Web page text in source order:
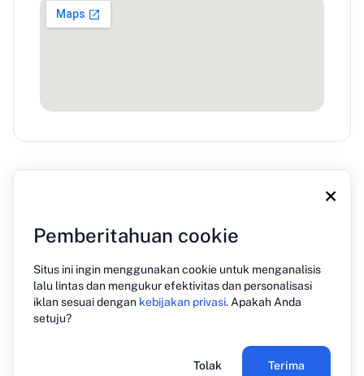
×
Pemberitahuan cookie
Situs ini ingin menggunakan cookie untuk menganalisis
lalu lintas dan mengukur efektivitas dan personalisasi
iklan sesuai dengan kebijakan privasi. Apakah Anda
setuju?
Tolak Terima
Tentang KamiBlogTekanKontakKebijakan Privasi
© 2026 PREHOST. Hak cipta dilindungi